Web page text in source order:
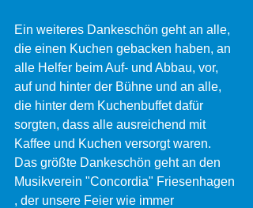
Ein weiteres Dankeschön geht an alle,
die einen Kuchen gebacken haben, an
alle Helfer beim Auf- und Abbau, vor,
auf und hinter der Bühne und an alle,
die hinter dem Kuchenbuffet dafür
sorgten, dass alle ausreichend mit
Kaffee und Kuchen versorgt waren.
Das größte Dankeschön geht an den
Musikverein "Concordia" Friesenhagen
, der unsere Feier wie immer